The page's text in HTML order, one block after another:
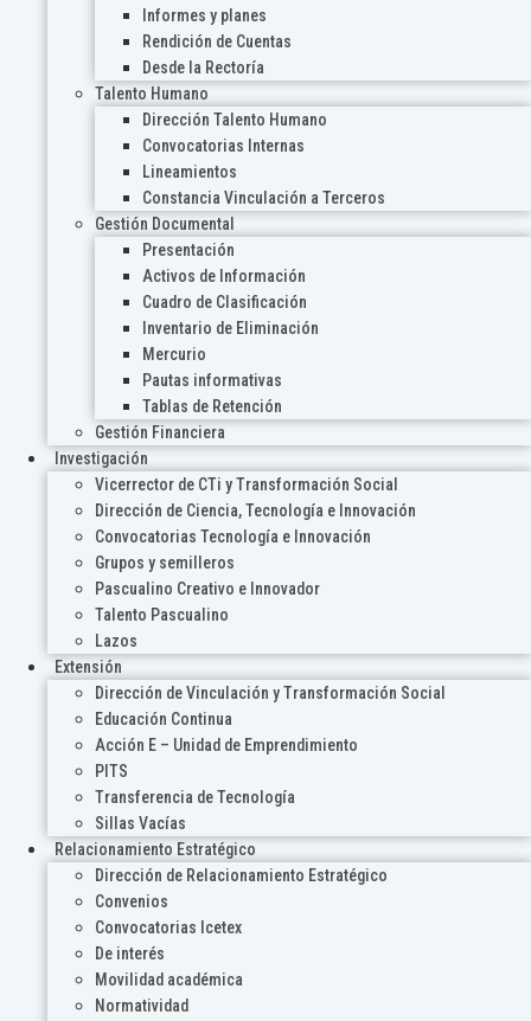
Informes y planes
Rendición de Cuentas
Desde la Rectoría
Talento Humano
Dirección Talento Humano
Convocatorias Internas
Lineamientos
Constancia Vinculación a Terceros
Gestión Documental
Presentación
Activos de Información
Cuadro de Clasificación
Inventario de Eliminación
Mercurio
Pautas informativas
Tablas de Retención
Gestión Financiera
Investigación
Vicerrector de CTi y Transformación Social
Dirección de Ciencia, Tecnología e Innovación
Convocatorias Tecnología e Innovación
Grupos y semilleros
Pascualino Creativo e Innovador
Talento Pascualino
Lazos
Extensión
Dirección de Vinculación y Transformación Social
Educación Continua
Acción E – Unidad de Emprendimiento
PITS
Transferencia de Tecnología
Sillas Vacías
Relacionamiento Estratégico
Dirección de Relacionamiento Estratégico
Convenios
Convocatorias Icetex
De interés
Movilidad académica
Normatividad